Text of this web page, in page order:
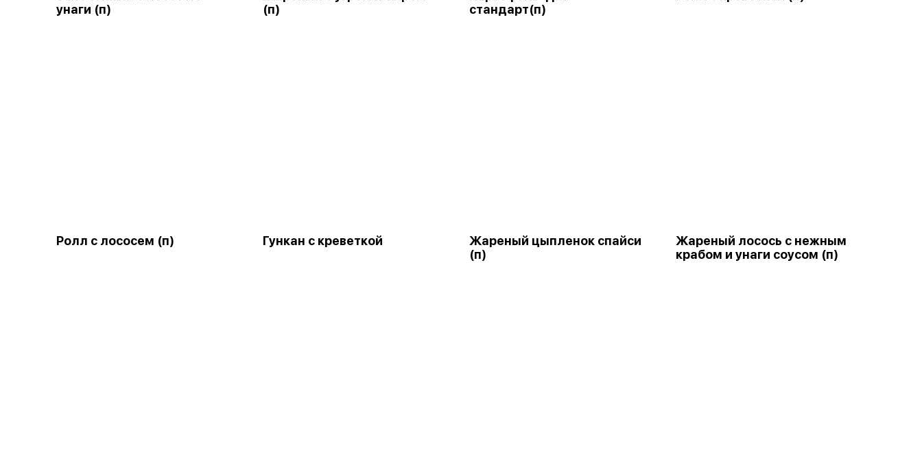
унаги (п)
(п)
стандарт(п)
Ролл с лососем (п) Гункан с креветкой
Жареный цыпленок спайси
(п)
Жареный лосось с нежным
крабом и унаги соусом (п)